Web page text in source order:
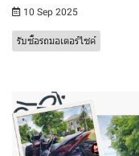
10 Sep 2025
รับซื้อรถมอเตอร์ไซค์